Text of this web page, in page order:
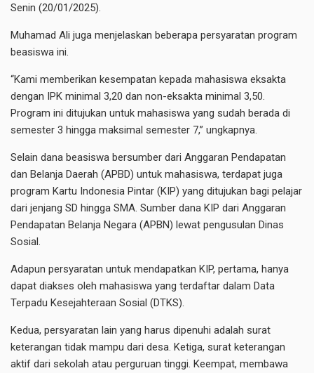
Senin (20/01/2025).
Muhamad Ali juga menjelaskan beberapa persyaratan program
beasiswa ini.
“Kami memberikan kesempatan kepada mahasiswa eksakta
dengan IPK minimal 3,20 dan non-eksakta minimal 3,50.
Program ini ditujukan untuk mahasiswa yang sudah berada di
semester 3 hingga maksimal semester 7,” ungkapnya.
Selain dana beasiswa bersumber dari Anggaran Pendapatan
dan Belanja Daerah (APBD) untuk mahasiswa, terdapat juga
program Kartu Indonesia Pintar (KIP) yang ditujukan bagi pelajar
dari jenjang SD hingga SMA. Sumber dana KIP dari Anggaran
Pendapatan Belanja Negara (APBN) lewat pengusulan Dinas
Sosial.
Adapun persyaratan untuk mendapatkan KIP, pertama, hanya
dapat diakses oleh mahasiswa yang terdaftar dalam Data
Terpadu Kesejahteraan Sosial (DTKS).
Kedua, persyaratan lain yang harus dipenuhi adalah surat
keterangan tidak mampu dari desa. Ketiga, surat keterangan
aktif dari sekolah atau perguruan tinggi. Keempat, membawa